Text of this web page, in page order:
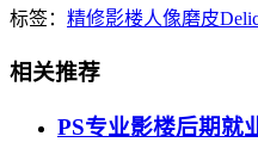
标签： 精修影楼人像磨皮
相关推荐
PS专业影楼后期就